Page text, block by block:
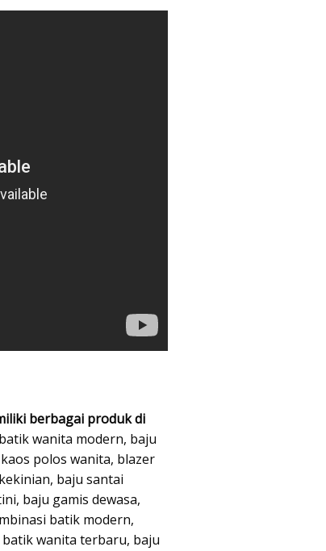
berbagai produk di
wanita modern, baju
polos wanita, blazer
baju santai
baju gamis dewasa,
batik modern,
wanita terbaru, baju